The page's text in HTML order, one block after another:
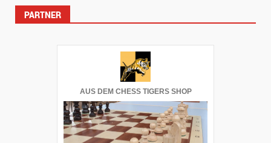
Beiträge
PARTNER
AUS DEM CHESS TIGERS SHOP